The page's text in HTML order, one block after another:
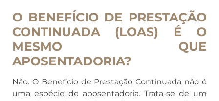
O BENEFÍCIO DE PRESTAÇÃO
CONTINUADA (LOAS) É O
MESMO QUE
APOSENTADORIA?
Não. O Benefício de Prestação Continuada não é
uma espécie de aposentadoria. Trata-se de um